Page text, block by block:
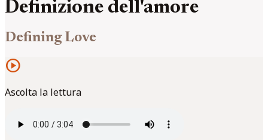
Definizione dell'amore
Defining Love
play_circle
Ascolta la lettura